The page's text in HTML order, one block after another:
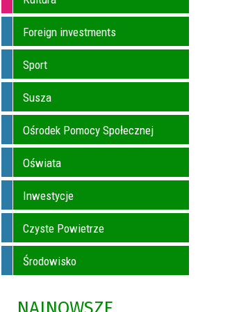
Foreign investments
Sport
Susza
Ośrodek Pomocy Społecznej
Oświata
Inwestycje
Czyste Powietrze
Środowisko